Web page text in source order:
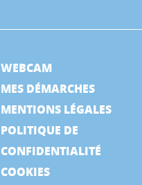
WEBCAM
MES DÉMARCHES
MENTIONS LÉGALES
POLITIQUE DE
CONFIDENTIALITÉ
COOKIES